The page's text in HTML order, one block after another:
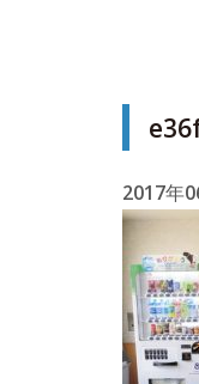
2017年